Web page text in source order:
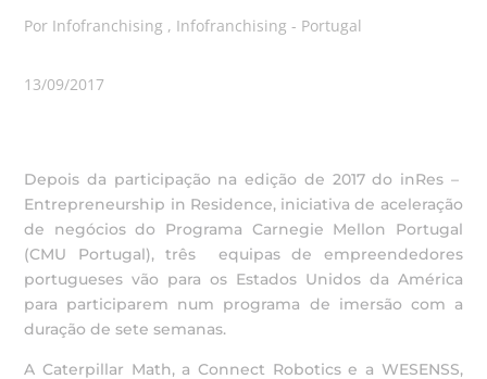
Por Infofranchising , Infofranchising - Portugal
13/09/2017
Depois da participação na edição de 2017 do inRes –
Entrepreneurship in Residence, iniciativa de aceleração
de negócios do Programa Carnegie Mellon Portugal
(CMU Portugal), três equipas de empreendedores
portugueses vão para os Estados Unidos da América
para participarem num programa de imersão com a
duração de sete semanas.
A Caterpillar Math, a Connect Robotics e a WESENSS,